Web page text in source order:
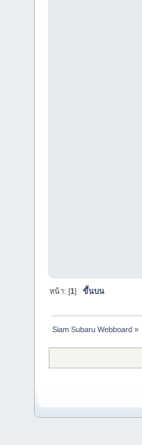
หน้า: [1]ขึ้นบน
Siam Subaru Webboard »